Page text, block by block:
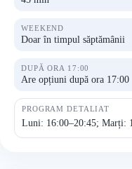
WEEKEND
Doar în timpul săptămânii
DUPĂ ORA 17:00
Are opțiuni după ora 17:00
PROGRAM DETALIAT
Luni: 16:00–20:45; Marți: